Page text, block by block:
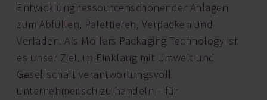
Entwicklung ressourcenschonender Anlagen
zum Abfüllen, Palettieren, Verpacken und
Verladen. Als Möllers Packaging Technology ist
es unser Ziel, im Einklang mit Umwelt und
Gesellschaft verantwortungsvoll
unternehmerisch zu handeln – für